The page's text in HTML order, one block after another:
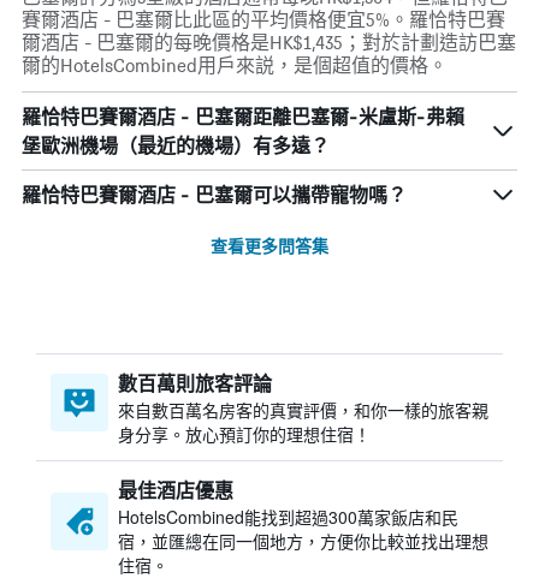
賽爾酒店 - 巴塞爾比此區的平均價格便宜5%。羅恰特巴賽
爾酒店 - 巴塞爾的每晚價格是HK$1,435；對於計劃造訪巴塞
爾的HotelsCombined用戶來説，是個超值的價格。
羅恰特巴賽爾酒店 - 巴塞爾距離巴塞爾-米盧斯-弗賴
堡歐洲機場（最近的機場）有多遠？
羅恰特巴賽爾酒店 - 巴塞爾可以攜帶寵物嗎？
查看更多問答集
數百萬則旅客評論
來自數百萬名房客的真實評價，和你一樣的旅客親
身分享。放心預訂你的理想住宿！
最佳酒店優惠
HotelsCombined​能找到超過300萬家飯店和民
宿，並匯總在同一個地方，方便你比較並找出理想
住宿。